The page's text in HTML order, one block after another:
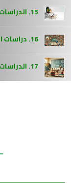
15. الدراسات الاسلامية
16. دراسات اللغة العربية
17. الدراسات التربوية